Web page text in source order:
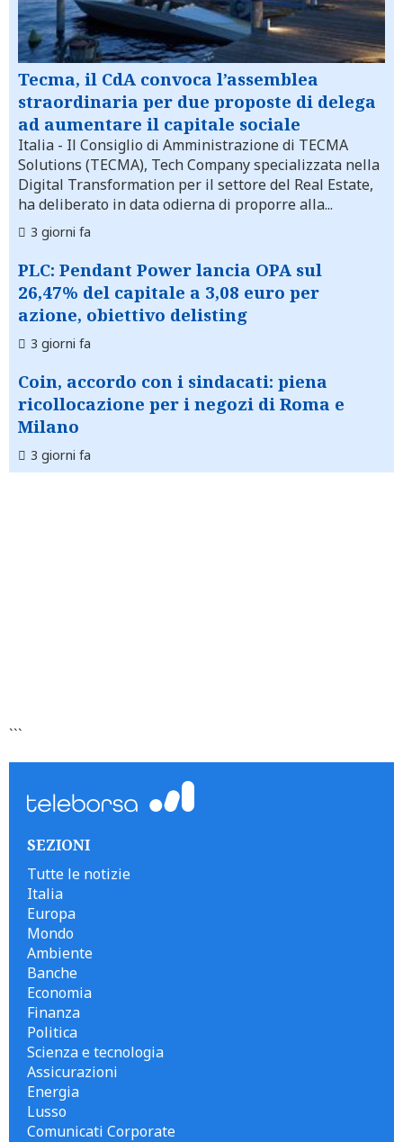
Tecma, il CdA convoca l’assemblea
straordinaria per due proposte di delega
ad aumentare il capitale sociale
Italia - Il Consiglio di Amministrazione di TECMA
Solutions (TECMA), Tech Company specializzata nella
Digital Transformation per il settore del Real Estate,
ha deliberato in data odierna di proporre alla...
3 giorni fa
PLC: Pendant Power lancia OPA sul
26,47% del capitale a 3,08 euro per
azione, obiettivo delisting
3 giorni fa
Coin, accordo con i sindacati: piena
ricollocazione per i negozi di Roma e
Milano
3 giorni fa
```
SEZIONI
Tutte le notizie
Italia
Europa
Mondo
Ambiente
Banche
Economia
Finanza
Politica
Scienza e tecnologia
Assicurazioni
Energia
Lusso
Comunicati Corporate